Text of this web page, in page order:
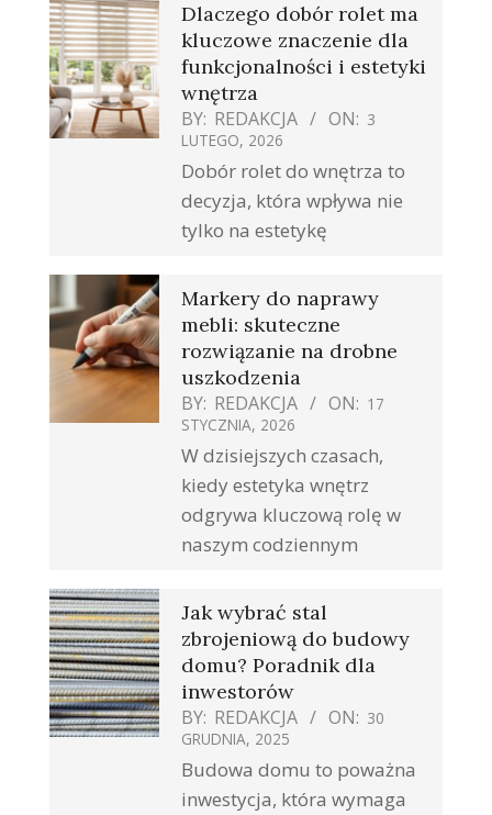
Dlaczego dobór rolet ma
kluczowe znaczenie dla
funkcjonalności i estetyki
wnętrza
BY: REDAKCJA ON: 3
LUTEGO, 2026
Dobór rolet do wnętrza to
decyzja, która wpływa nie
tylko na estetykę
Markery do naprawy
mebli: skuteczne
rozwiązanie na drobne
uszkodzenia
BY: REDAKCJA ON: 17
STYCZNIA, 2026
W dzisiejszych czasach,
kiedy estetyka wnętrz
odgrywa kluczową rolę w
naszym codziennym
Jak wybrać stal
zbrojeniową do budowy
domu? Poradnik dla
inwestorów
BY: REDAKCJA ON: 30
GRUDNIA, 2025
Budowa domu to poważna
inwestycja, która wymaga